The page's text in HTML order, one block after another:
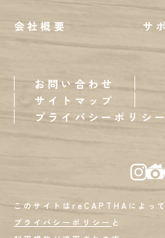
会社概要 サ
お問い合わせ
サイトマップ
プライバシーポリシー
このサイトはreCAPTHAによっ
プライバシーポリシー と